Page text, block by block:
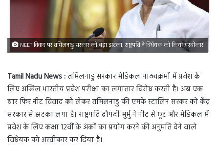
NEET विवाद पर तमिलनाडु सरकार को बड़ा झटका, राष्ट्रपति ने विधेयक को किया अस्वीकार
Tamil Nadu News :तमिलनाडु सरकार मेडिकल पाठ्यक्रमों में प्रवेश के
लिए अखिल भारतीय प्रवेश परीक्षा का लगातार विरोध करती है। अब एक
बार फिर नीट विवाद को लेकर तमिलनाडु की एमके स्टालिन सरकर को केंद्र
सरकार से झटका लगा है। राष्ट्रपति द्रौपदी मुर्मु ने नीट से छूट और मेडिकल में
प्रवेश के लिए कक्षा 12वीं के अंकों का प्रयोग करने की अनुमति देने वाले
विधेयक को अस्वीकार कर दिया है।